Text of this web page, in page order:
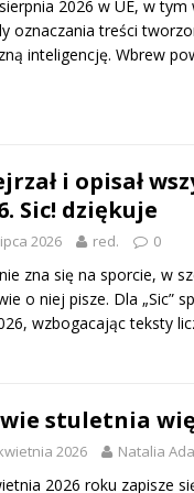
2026 w UE, w
oznaczania treści
inteligencję. Wbrew
i opisał
Sic! dziękuje
2026 red. 0
zna się na sporcie, w
o niej pisze. Dla „Sic”
wzbogacając teksty
stuletnia
2026 Natalia
2026 roku zapisze